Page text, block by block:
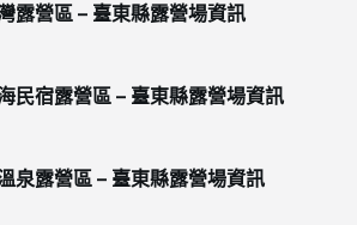
露營區 – 臺東縣露營場資訊
民宿露營區 – 臺東縣露營場資訊
泉露營區 – 臺東縣露營場資訊